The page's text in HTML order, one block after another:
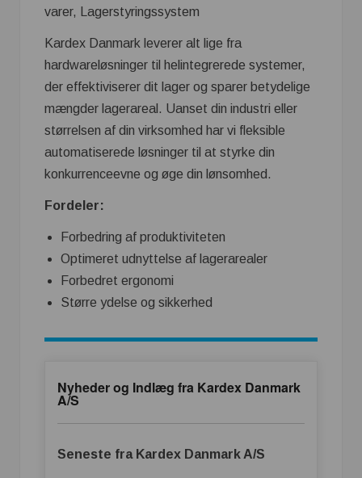
varer, Lagerstyringssystem
Kardex Danmark leverer alt lige fra
hardwareløsninger til helintegrerede systemer,
der effektiviserer dit lager og sparer betydelige
mængder lagerareal. Uanset din industri eller
størrelsen af din virksomhed har vi fleksible
automatiserede løsninger til at styrke din
konkurrenceevne og øge din lønsomhed.
Fordeler:
Forbedring af produktiviteten
Optimeret udnyttelse af lagerarealer
Forbedret ergonomi
Større ydelse og sikkerhed
Nyheder og Indlæg fra Kardex Danmark
A/S
Seneste fra Kardex Danmark A/S